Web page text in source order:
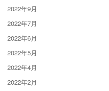
2022年9月
2022年7月
2022年6月
2022年5月
2022年4月
2022年2月